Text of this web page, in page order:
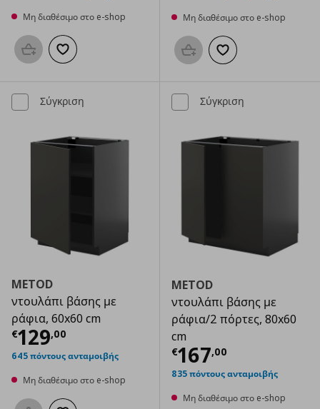
Μη διαθέσιμο στο e-shop
Προσθήκη στο καλάθι
Προσθήκη στα αγαπημένα
Μη διαθέσιμο στο e-shop
Προσθήκη στο καλάθι
Προσθήκη στα
Σύγκριση
METOD
ντουλάπι βάσης με
ράφια, 60x60 cm
€129,00
Τρέχουσα τιμή € 129,00
645 πόντους ανταμοιβής
Μη διαθέσιμο στο e-shop
Σύγκριση
METOD
ντουλάπι βάσης με
ράφια/2 πόρτες, 80x60
cm
€167,00
Τρέχουσα
835 πόντους ανταμοιβής
Μη διαθέσιμο στο e-shop